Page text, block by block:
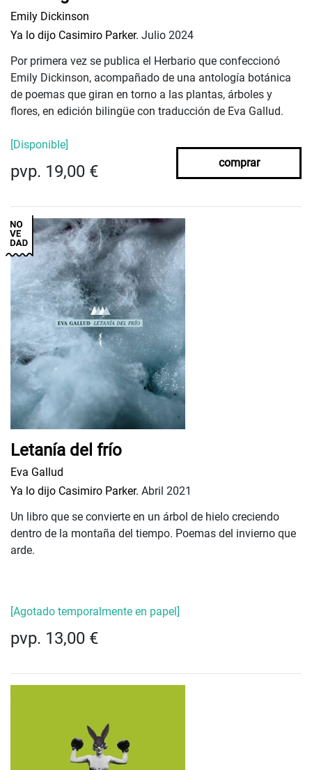
Emily Dickinson
Ya lo dijo Casimiro Parker. Julio 2024
Por primera vez se publica el Herbario que confeccionó
Emily Dickinson, acompañado de una antología botánica
de poemas que giran en torno a las plantas, árboles y
flores, en edición bilingüe con traducción de Eva Gallud.
[Disponible]
pvp. 19,00 € comprar
Letanía del frío
Eva Gallud
Ya lo dijo Casimiro Parker. Abril 2021
Un libro que se convierte en un árbol de hielo creciendo
dentro de la montaña del tiempo. Poemas del invierno que
arde.
[Agotado temporalmente en papel]
pvp. 13,00 €